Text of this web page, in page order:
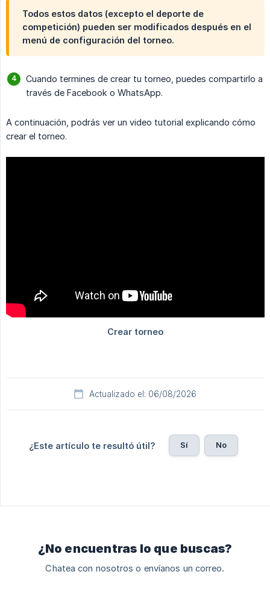
Todos estos datos (excepto el deporte de
competición) pueden ser modificados después en el
menú de configuración del torneo.
Cuando termines de crear tu torneo, puedes compartirlo a
través de Facebook o WhatsApp.
A continuación, podrás ver un video tutorial explicando cómo
crear el torneo.
Actualizado el: 06/08/2026
¿Este artículo te resultó útil? Sí No
¿No encuentras lo que buscas?
Chatea con nosotros o envíanos un correo.